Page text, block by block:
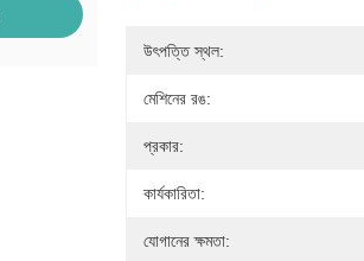
উৎপত্তি স্থল:
মেশিনের রঙ:
প্রকার:
কার্যকারিতা:
যোগানের ক্ষমতা: